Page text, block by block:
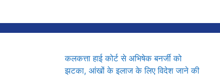
कलकत्ता हाई कोर्ट से अभिषेक बनर्जी को
झटका, आंखों के इलाज के लिए विदेश जाने की